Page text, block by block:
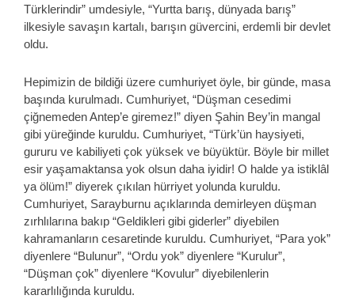
Türklerindir” umdesiyle, “Yurtta barış, dünyada barış”
ilkesiyle savaşın kartalı, barışın güvercini, erdemli bir devlet
oldu.
Hepimizin de bildiği üzere cumhuriyet öyle, bir günde, masa
başında kurulmadı. Cumhuriyet, “Düşman cesedimi
çiğnemeden Antep’e giremez!” diyen Şahin Bey’in mangal
gibi yüreğinde kuruldu. Cumhuriyet, “Türk’ün haysiyeti,
gururu ve kabiliyeti çok yüksek ve büyüktür. Böyle bir millet
esir yaşamaktansa yok olsun daha iyidir! O halde ya istiklâl
ya ölüm!” diyerek çıkılan hürriyet yolunda kuruldu.
Cumhuriyet, Sarayburnu açıklarında demirleyen düşman
zırhlılarına bakıp “Geldikleri gibi giderler” diyebilen
kahramanların cesaretinde kuruldu. Cumhuriyet, “Para yok”
diyenlere “Bulunur”, “Ordu yok” diyenlere “Kurulur”,
“Düşman çok” diyenlere “Kovulur” diyebilenlerin
kararlılığında kuruldu.